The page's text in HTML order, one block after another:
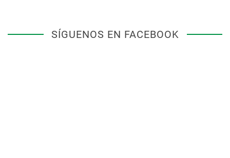
SÍGUENOS EN FACEBOOK